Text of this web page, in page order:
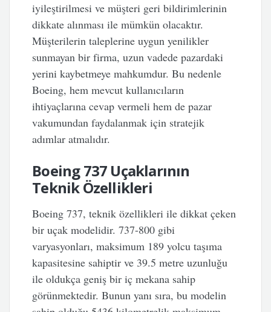
iyileştirilmesi ve müşteri geri bildirimlerinin
dikkate alınması ile mümkün olacaktır.
Müşterilerin taleplerine uygun yenilikler
sunmayan bir firma, uzun vadede pazardaki
yerini kaybetmeye mahkumdur. Bu nedenle
Boeing, hem mevcut kullanıcıların
ihtiyaçlarına cevap vermeli hem de pazar
vakumundan faydalanmak için stratejik
adımlar atmalıdır.
Boeing 737 Uçaklarının
Teknik Özellikleri
Boeing 737, teknik özellikleri ile dikkat çeken
bir uçak modelidir. 737-800 gibi
varyasyonları, maksimum 189 yolcu taşıma
kapasitesine sahiptir ve 39.5 metre uzunluğu
ile oldukça geniş bir iç mekana sahip
görünmektedir. Bunun yanı sıra, bu modelin